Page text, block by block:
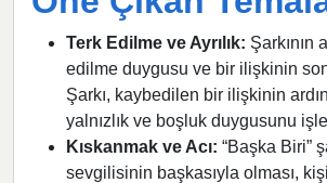
Terk Edilme ve Ayrılık: Şarkının
edilme duygusu ve bir ilişkinin
Şarkı, kaybedilen bir ilişkinin
yalnızlık ve boşluk duygusunu
Kıskanmak ve Acı: “Başka Biri”
sevgilisinin başkasıyla olması,